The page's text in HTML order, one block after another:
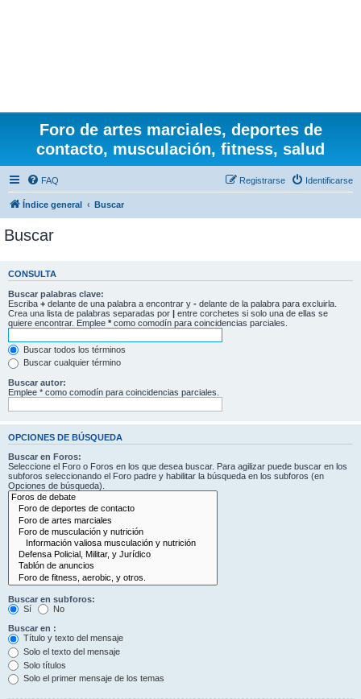
Foro de artes marciales, deportes de
contacto, musculación, fitness, salud
FAQ Identificarse
Registrarse
Índice general Buscar
Buscar
CONSULTA
Buscar palabras clave:
Escriba + delante de una palabra a encontrar y - delante de la palabra para excluirla.
Crea una lista de palabras separadas por | entre corchetes si solo una de ellas se
quiere encontrar. Emplee * como comodín para coincidencias parciales.
Buscar todos los términos
Buscar cualquier término
Buscar autor:
Emplee * como comodín para coincidencias parciales.
OPCIONES DE BÚSQUEDA
Buscar en Foros:
Seleccione el Foro o Foros en los que desea buscar. Para agilizar puede buscar en los
subforos seleccionando el Foro padre y habilitar la búsqueda en los subforos (en
Opciones de búsqueda).
Buscar en subforos:
Sí
No
Buscar en :
Título y texto del mensaje
Solo el texto del mensaje
Solo títulos
Solo el primer mensaje de los temas